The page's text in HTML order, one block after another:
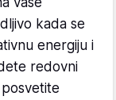
kada se
energiju i
redovni